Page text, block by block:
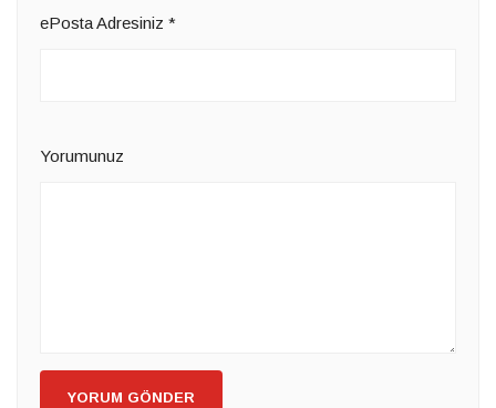
ePosta Adresiniz *
Yorumunuz
YORUM GÖNDER